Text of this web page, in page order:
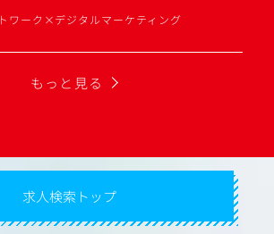
ワーク×デジタルマーケティング
もっと見る
求人検索トップ